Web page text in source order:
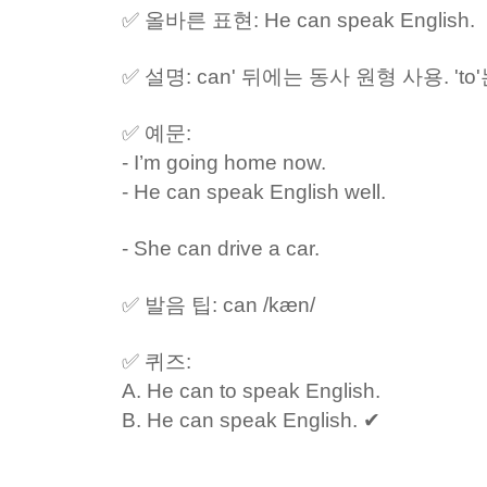
✅ 올바른 표현: He can speak English.
✅ 설명: can' 뒤에는 동사 원형 사용. 'to'
✅ 예문:
- I’m going home now.
- He can speak English well.
- She can drive a car.
✅ 발음 팁: can /kæn/
✅ 퀴즈:
A. He can to speak English.
B. He can speak English. ✔